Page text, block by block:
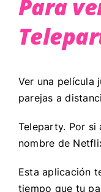
Para
Ver una película
parejas a
Teleparty. Por si
nombre de
Esta aplicación
tiempo que tu